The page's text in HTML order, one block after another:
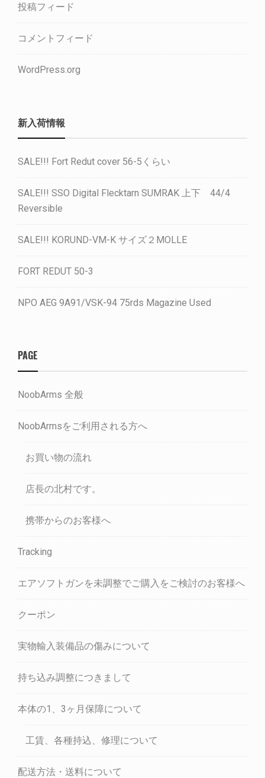
投稿フィード
コメントフィード
WordPress.org
新入荷情報
SALE!!! Fort Redut cover 56-5くらい
SALE!!! SSO Digital Flecktarn SUMRAK 上下 44/4
Reversible
SALE!!! KORUND-VM-K サイズ２MOLLE
FORT REDUT 50-3
NPO AEG 9A91/VSK-94 75rds Magazine Used
PAGE
NoobArms 全般
NoobArmsをご利用される方へ
お買い物の流れ
店長の北村です。
携帯からのお客様へ
Tracking
エアソフトガンを未調整でご購入をご検討のお客様へ
クーポン
実物輸入装備品の傷みについて
持ち込み調整につきまして
本体の1、3ヶ月保障について
工賃、各種持込、修理について
配送方法・送料について